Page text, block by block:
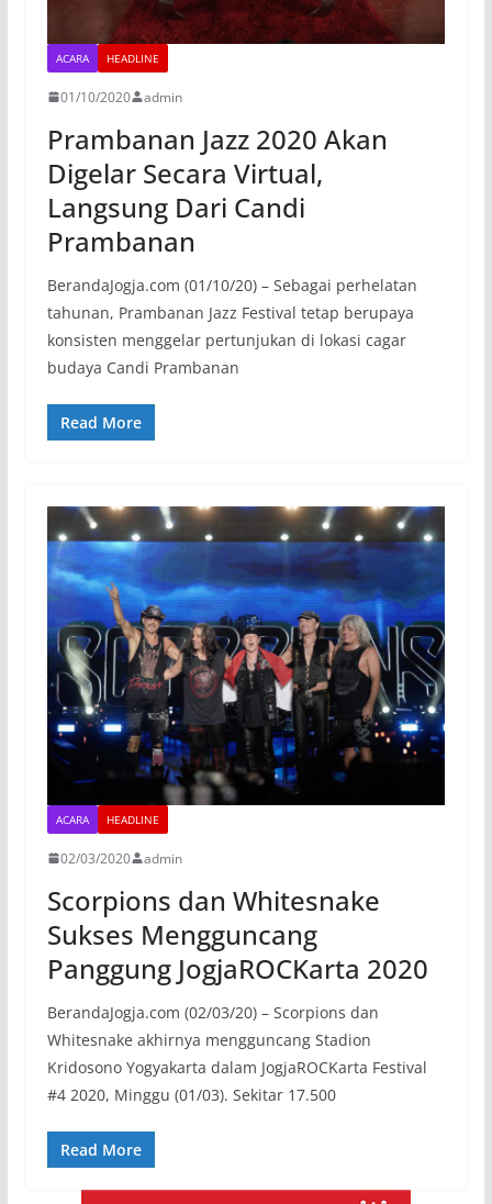
ACARA HEADLINE
01/10/2020 admin
Prambanan Jazz 2020 Akan
Digelar Secara Virtual,
Langsung Dari Candi
Prambanan
BerandaJogja.com (01/10/20) – Sebagai perhelatan
tahunan, Prambanan Jazz Festival tetap berupaya
konsisten menggelar pertunjukan di lokasi cagar
budaya Candi Prambanan
Read More
ACARA HEADLINE
02/03/2020 admin
Scorpions dan Whitesnake
Sukses Mengguncang
Panggung JogjaROCKarta 2020
BerandaJogja.com (02/03/20) – Scorpions dan
Whitesnake akhirnya mengguncang Stadion
Kridosono Yogyakarta dalam JogjaROCKarta Festival
#4 2020, Minggu (01/03). Sekitar 17.500
Read More